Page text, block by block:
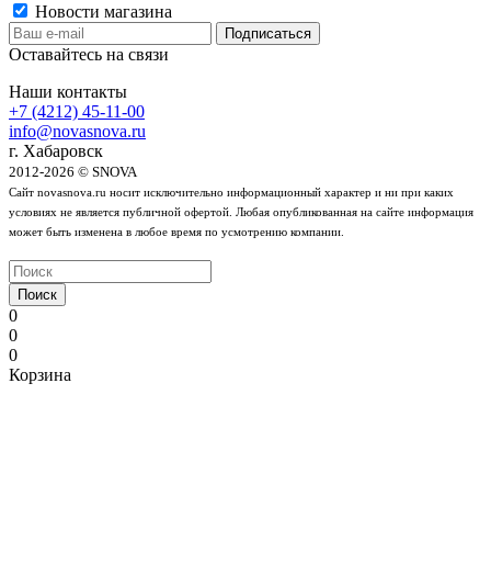
Новости магазина
Оставайтесь на связи
Наши контакты
+7 (4212) 45-11-00
info@novasnova.ru
г. Хабаровск
2012-2026 © SNOVA
Сайт novasnova.ru носит исключительно информационный характер и ни при каких
условиях не является публичной офертой. Любая опубликованная на сайте информация
может быть изменена в любое время по усмотрению компании.
Поиск
0
0
0
Корзина